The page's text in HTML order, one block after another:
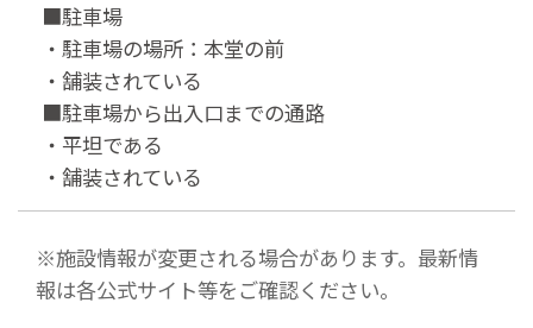
■駐車場
・駐車場の場所：本堂の前
・舗装されている
■駐車場から出入口までの通路
・平坦である
・舗装されている
※施設情報が変更される場合があります。最新情
報は各公式サイト等をご確認ください。